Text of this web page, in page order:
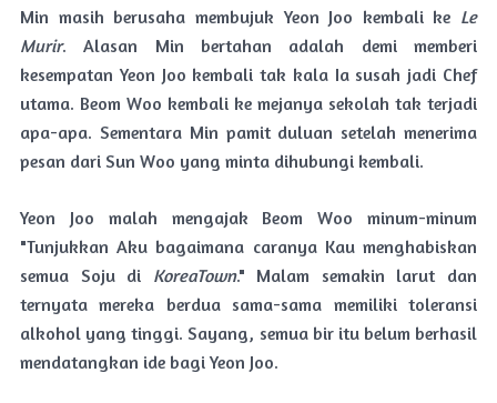
Min masih berusaha membujuk Yeon Joo kembali ke Le
Murir. Alasan Min bertahan adalah demi memberi
kesempatan Yeon Joo kembali tak kala Ia susah jadi Chef
utama. Beom Woo kembali ke mejanya sekolah tak terjadi
apa-apa. Sementara Min pamit duluan setelah menerima
pesan dari Sun Woo yang minta dihubungi kembali.
Yeon Joo malah mengajak Beom Woo minum-minum
"Tunjukkan Aku bagaimana caranya Kau menghabiskan
semua Soju di KoreaTown." Malam semakin larut dan
ternyata mereka berdua sama-sama memiliki toleransi
alkohol yang tinggi. Sayang, semua bir itu belum berhasil
mendatangkan ide bagi Yeon Joo.